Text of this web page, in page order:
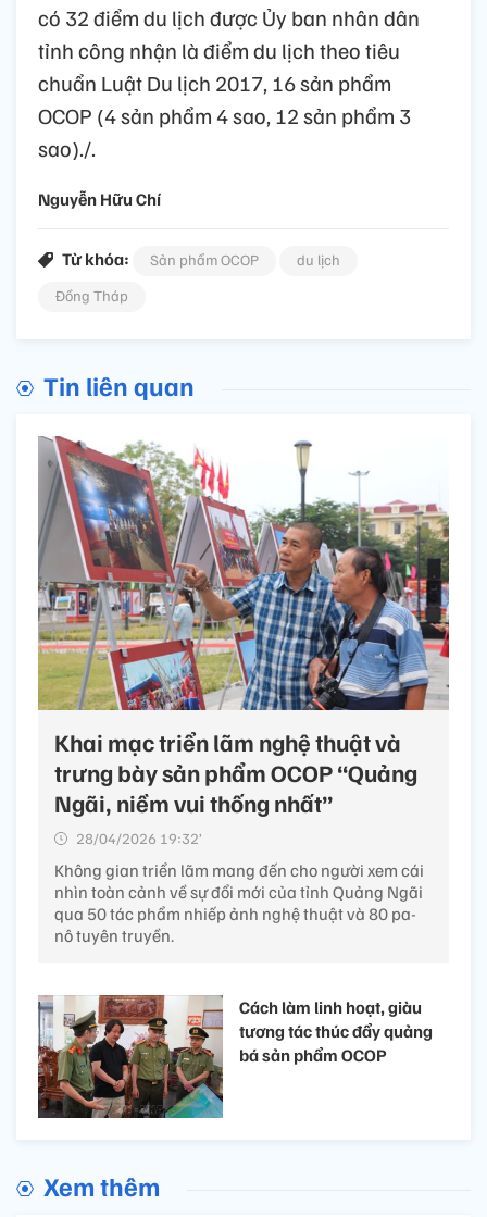
có 32 điểm du lịch được Ủy ban nhân dân
tỉnh công nhận là điểm du lịch theo tiêu
chuẩn Luật Du lịch 2017, 16 sản phẩm
OCOP (4 sản phẩm 4 sao, 12 sản phẩm 3
sao)./.
Nguyễn Hữu Chí
Từ khóa: Sản phẩm OCOP
du lịch
Đồng Tháp
Tin liên quan
Khai mạc triển lãm nghệ thuật và
trưng bày sản phẩm OCOP “Quảng
Ngãi, niềm vui thống nhất”
28/04/2026 19:32’
Không gian triển lãm mang đến cho người xem cái
nhìn toàn cảnh về sự đổi mới của tỉnh Quảng Ngãi
qua 50 tác phẩm nhiếp ảnh nghệ thuật và 80 pa-
nô tuyên truyền.
Cách làm linh hoạt, giàu
tương tác thúc đẩy quảng
bá sản phẩm OCOP
Xem thêm